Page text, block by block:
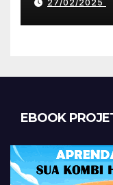
27/02/2025
EBOOK